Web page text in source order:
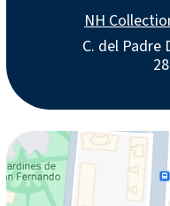
NH
C. del Padre